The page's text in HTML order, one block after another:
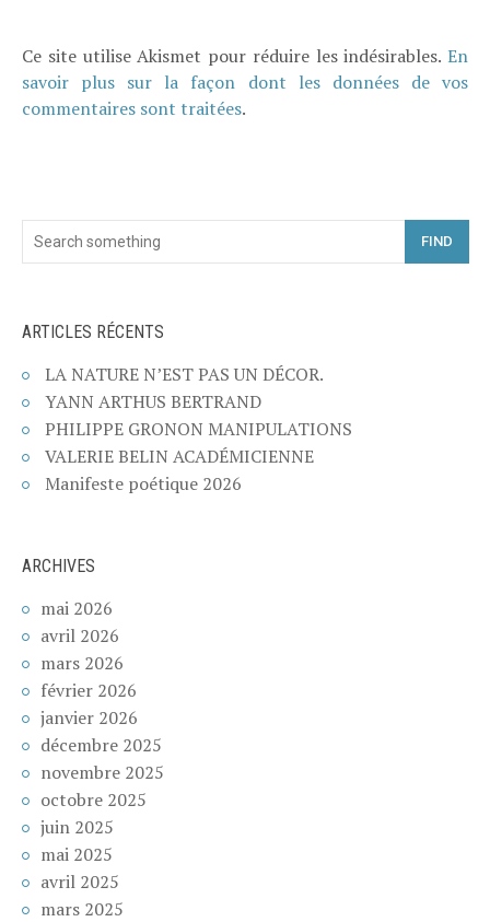
Ce site utilise Akismet pour réduire les indésirables. En
savoir plus sur la façon dont les données de vos
commentaires sont traitées.
FIND
ARTICLES RÉCENTS
LA NATURE N’EST PAS UN DÉCOR.
YANN ARTHUS BERTRAND
PHILIPPE GRONON MANIPULATIONS
VALERIE BELIN ACADÉMICIENNE
Manifeste poétique 2026
ARCHIVES
mai 2026
avril 2026
mars 2026
février 2026
janvier 2026
décembre 2025
novembre 2025
octobre 2025
juin 2025
mai 2025
avril 2025
mars 2025